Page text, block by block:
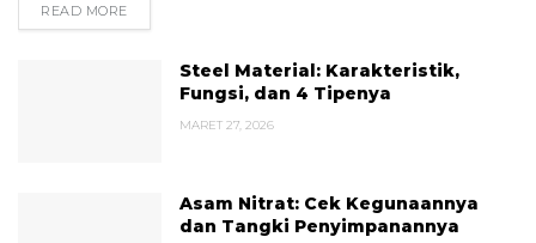
READ MORE
Steel Material: Karakteristik,
Fungsi, dan 4 Tipenya
MARET 27, 2026
Asam Nitrat: Cek Kegunaannya
dan Tangki Penyimpanannya